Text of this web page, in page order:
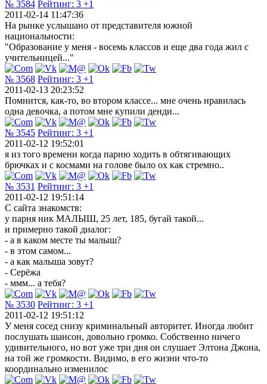
№ 3584 Рейтинг: 3 +1
2011-02-14 11:47:36
На рынке услышано от представителя южной
национальности:
"Образование у меня - восемь классов и еще два года жил с
учительницей..."
№ 3568 Рейтинг: 3 +1
2011-02-13 20:23:52
Помнится, как-то, во втором классе... мне очень нравилась
одна девочка, а потом мне купили денди...
№ 3545 Рейтинг: 3 +1
2011-02-12 19:52:01
я из того времени когда парню ходить в обтягивающих
брючках и с космами на голове было ох как стремно..
№ 3531 Рейтинг: 3 +1
2011-02-12 19:51:14
С сайта знакомств:
у парня ник МАЛЫШ, 25 лет, 185, бугай такой...
и примерно такой диалог:
- а в каком месте ты малыш?
- в этом самом...
- а как малыша зовут?
- Серёжа
- ммм... а тебя?
№ 3530 Рейтинг: 3 +1
2011-02-12 19:51:12
У меня сосед снизу криминальный авторитет. Иногда любит
послушать шансон, довольно громко. Собственно ничего
удивительного, но вот уже три дня он слушает Элтона Джона,
на той же громкости. Видимо, в его жизни что-то
координально изменилос